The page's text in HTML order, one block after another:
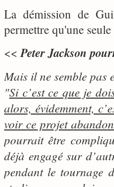
La démission de
permettre qu'une
<<Peter Jackson
Mais il ne semble
"Si c’est ce que je
alors, évidemment,
voir ce projet
pourrait être
déjà engagé sur
pendant le tournage